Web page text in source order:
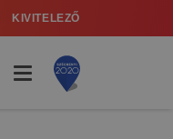
KIVITELEZŐ